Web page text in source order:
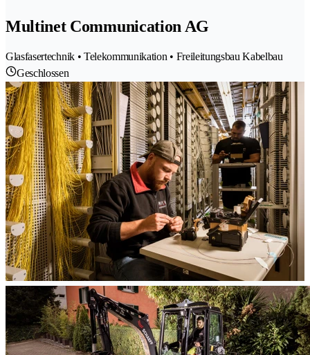
Multinet Communication AG
Glasfasertechnik • Telekommunikation • Freileitungsbau Kabelbau
Geschlossen